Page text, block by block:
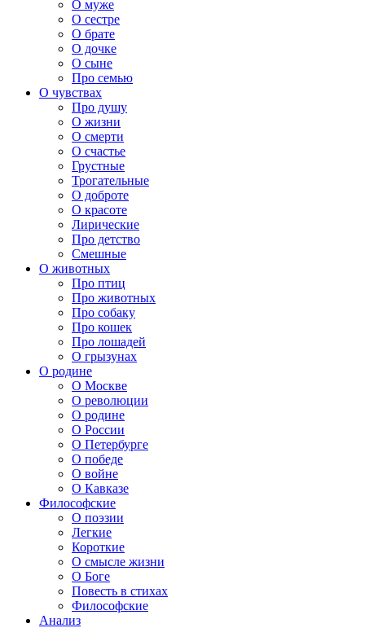
О муже
О сестре
О брате
О дочке
О сыне
Про семью
О чувствах
Про душу
О жизни
О смерти
О счастье
Грустные
Трогательные
О доброте
О красоте
Лирические
Про детство
Смешные
О животных
Про птиц
Про животных
Про собаку
Про кошек
Про лошадей
О грызунах
О родине
О Москве
О революции
О родине
О России
О Петербурге
О победе
О войне
О Кавказе
Философские
О поэзии
Легкие
Короткие
О смысле жизни
О Боге
Повесть в стихах
Философские
Анализ